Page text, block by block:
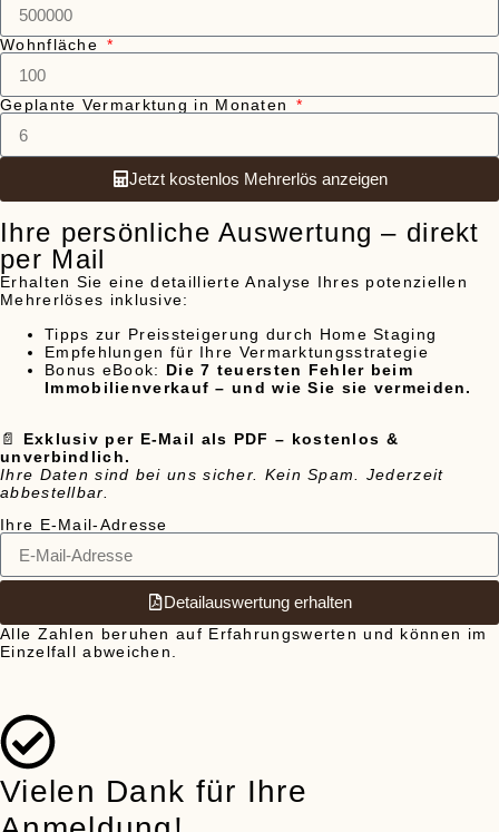
Wohnfläche
Geplante Vermarktung in Monaten
Jetzt kostenlos Mehrerlös anzeigen
Ihre persönliche Auswertung – direkt
per Mail
Erhalten Sie eine detaillierte Analyse Ihres potenziellen
Mehrerlöses inklusive:
Tipps zur Preissteigerung durch Home Staging
Empfehlungen für Ihre Vermarktungsstrategie
Bonus eBook: Die 7 teuersten Fehler beim
Immobilienverkauf – und wie Sie sie vermeiden.
📄 Exklusiv per E-Mail als PDF – kostenlos &
unverbindlich.
Ihre Daten sind bei uns sicher. Kein Spam. Jederzeit
abbestellbar.
Ihre E-Mail-Adresse
Detailauswertung erhalten
Alle Zahlen beruhen auf Erfahrungswerten und können im
Einzelfall abweichen.
Vielen Dank für Ihre